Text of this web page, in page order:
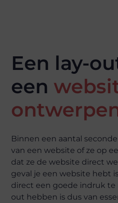
Een lay-
een
Binnen een aantal
van een website of ze op
dat ze de website direct
geval je een website hebt
direct een goede indruk te
out hebben is dus van